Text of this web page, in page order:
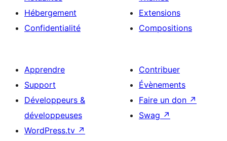
Hébergement
Confidentialité
Extensions
Compositions
Apprendre
Support
Développeurs &
développeuses
WordPress.tv ↗
Contribuer
Évènements
Faire un don ↗
Swag ↗